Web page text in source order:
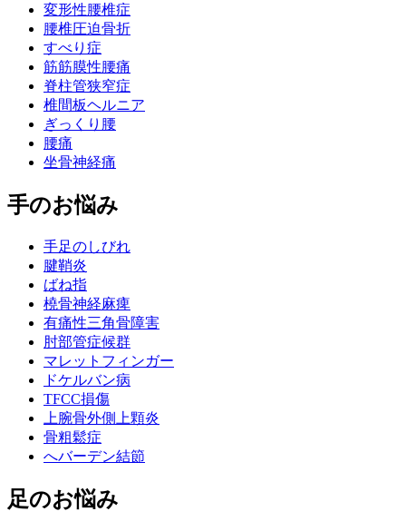
変形性腰椎症
腰椎圧迫骨折
すべり症
筋筋膜性腰痛
脊柱管狭窄症
椎間板ヘルニア
ぎっくり腰
腰痛
坐骨神経痛
手のお悩み
手足のしびれ
腱鞘炎
ばね指
橈骨神経麻痺
有痛性三角骨障害
肘部管症候群
マレットフィンガー
ドケルバン病
TFCC損傷
上腕骨外側上顆炎
骨粗鬆症
へバーデン結節
足のお悩み